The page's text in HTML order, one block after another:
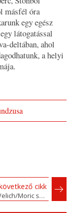
másfél óra
egy egész
látogatással
deltában, ahol
a helyi
cikk
A Roland Velich/Moric sztori – és ami mögötte van